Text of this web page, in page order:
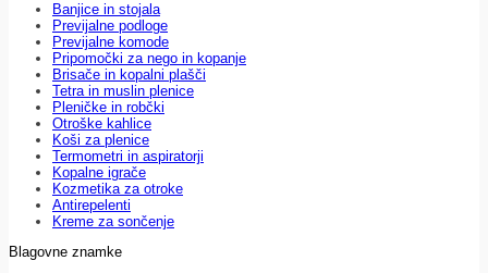
Banjice in stojala
Previjalne podloge
Previjalne komode
Pripomočki za nego in kopanje
Brisače in kopalni plašči
Tetra in muslin plenice
Pleničke in robčki
Otroške kahlice
Koši za plenice
Termometri in aspiratorji
Kopalne igrače
Kozmetika za otroke
Antirepelenti
Kreme za sončenje
Blagovne znamke